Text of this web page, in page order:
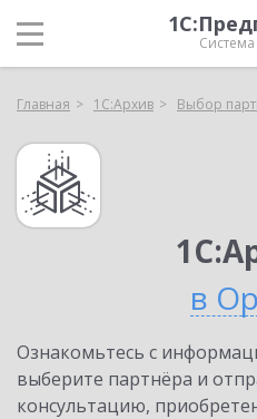
Главная 1С:Архив Выбор
в
Ознакомьтесь с
выберите партнёра и
консультацию,